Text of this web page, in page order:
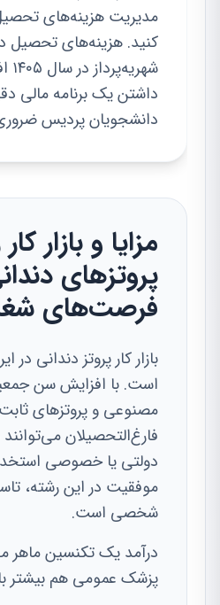
مدیریت هزینه‌های
کنید. هزینه‌های تحصیل
داشتن یک برنامه مالی
دانشجویان پردیس
مزایا و بازار
پروتزهای
فرصت‌های
بازار کار پروتز دندانی در
است. با افزایش سن
مصنوعی و پروتزهای
فارغ‌التحصیلان می‌توانند
دولتی یا خصوصی
موفقیت در این رشته،
شخصی است.
درآمد یک تکنسین ماهر
پزشک عمومی هم بیشتر